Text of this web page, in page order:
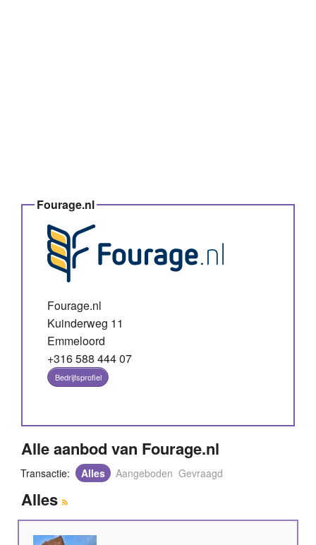
Fourage.nl
Fourage.nl
Kuinderweg 11
Emmeloord
+316 588 444 07
Bedrijfsprofiel
Alle aanbod van Fourage.nl
Transactie: Alles Aangeboden Gevraagd
Alles